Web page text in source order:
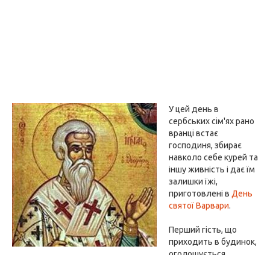
У цей день в
сербських сім'ях рано
вранці встає
господиня, збирає
навколо себе курей та
іншу живність і дає їм
залишки їжі,
приготовлені в День
святої Варвари.
Перший гість, що
приходить в будинок,